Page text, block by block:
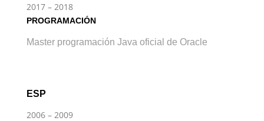
2017 – 2018
PROGRAMACIÓN
Master programación Java oficial de Oracle
ESP
2006 – 2009